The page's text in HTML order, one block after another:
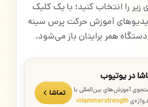
زیر را انتخاب کنید؛ با یک کلیک
آموزش حرکت پرس سینه
دستگاه همر برایتان باز می‌شود.
در یوتیوب
آموزش‌های بین‌المللی با
«Hammerstrength
تماشا